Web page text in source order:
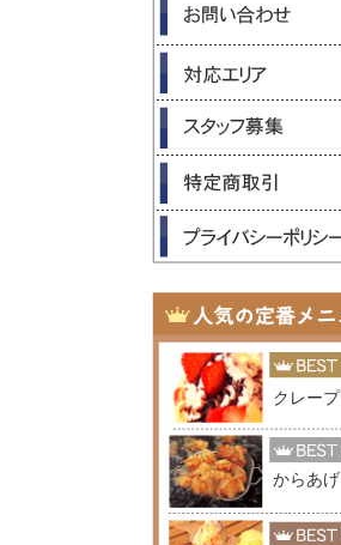
クレープ
からあげ